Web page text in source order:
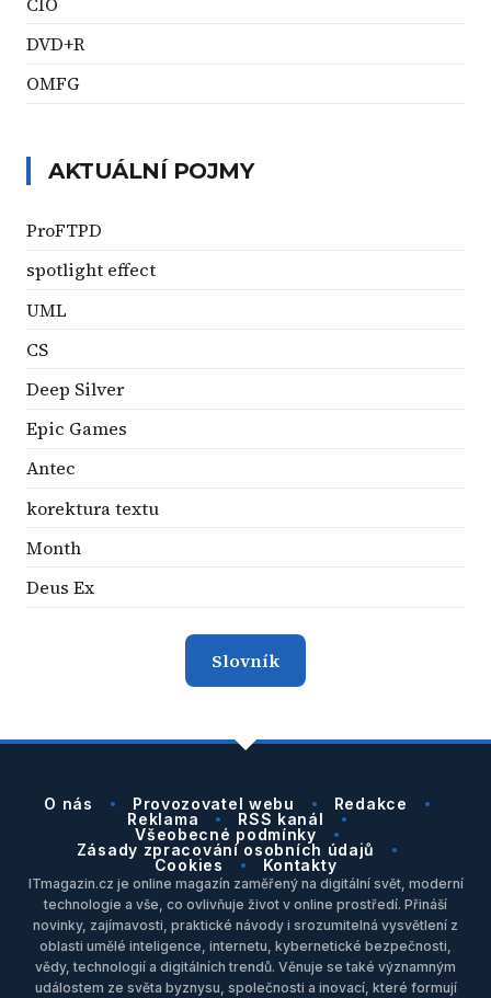
DVD+R
OMFG
AKTUÁLNÍ POJMY
ProFTPD
spotlight effect
UML
CS
Deep Silver
Epic Games
Antec
korektura textu
Month
Deus Ex
Slovník
O nás Provozovatel webu
Redakce
Reklama
RSS kanál
Všeobecné podmínky
Zásady zpracování osobních údajů
Cookies
Kontakty
ITmagazin.cz je online magazín zaměřený na digitální svět, moderní
technologie a vše, co ovlivňuje život v online prostředí. Přináší
novinky, zajímavosti, praktické návody i srozumitelná vysvětlení z
oblasti umělé inteligence, internetu, kybernetické bezpečnosti,
vědy, technologií a digitálních trendů. Věnuje se také významným
událostem ze světa byznysu, společnosti a inovací, které formují